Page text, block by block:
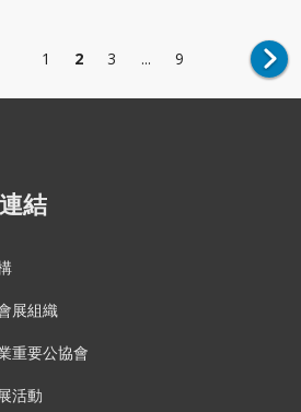
1 2 3 ... 9
結
展組織
重要公協會
活動